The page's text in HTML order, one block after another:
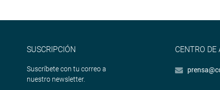
SUSCRIPCIÓN
Suscríbete con tu correo a
nuestro newsletter.
CENTRO DE